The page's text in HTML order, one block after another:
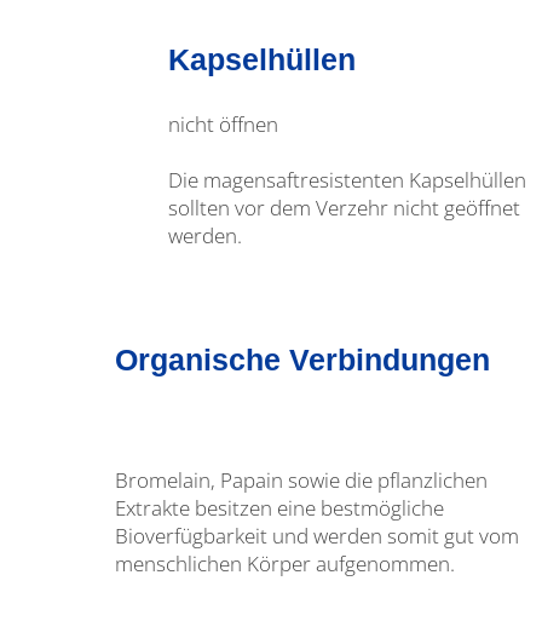
Kapselhüllen
nicht öffnen
Die magensaftresistenten Kapselhüllen
sollten vor dem Verzehr nicht geöffnet
werden.
Organische Verbindungen
Bromelain, Papain sowie die pflanzlichen
Extrakte besitzen eine bestmögliche
Bioverfügbarkeit und werden somit gut vom
menschlichen Körper aufgenommen.